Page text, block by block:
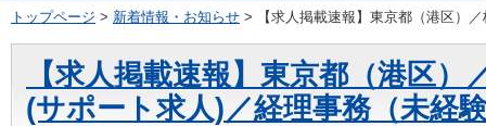
トップページ > 新着情報・お知らせ > 【求人掲載速報】東京都（港区）
【求人掲載速報】東京都（港区
(サポート求人)／経理事務（未経